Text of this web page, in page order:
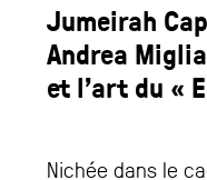
Jumeirah
Andrea
et l’art du «
Nichée dans le